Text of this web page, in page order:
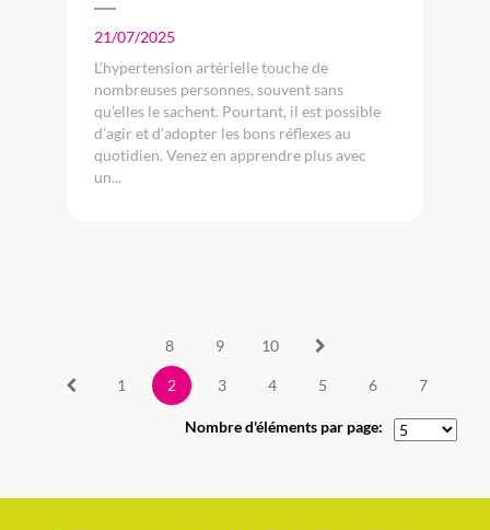
21/07/2025
L’hypertension artérielle touche de
nombreuses personnes, souvent sans
qu’elles le sachent. Pourtant, il est possible
d’agir et d’adopter les bons réflexes au
quotidien. Venez en apprendre plus avec
un...
Nombre d'éléments par page:
1 2 3 4 5 6 7
8 9 10